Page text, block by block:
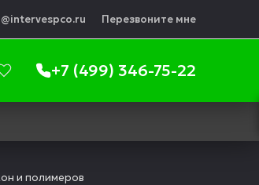
Перезвоните мне
+7 (499) 346-75-22
и полимеров